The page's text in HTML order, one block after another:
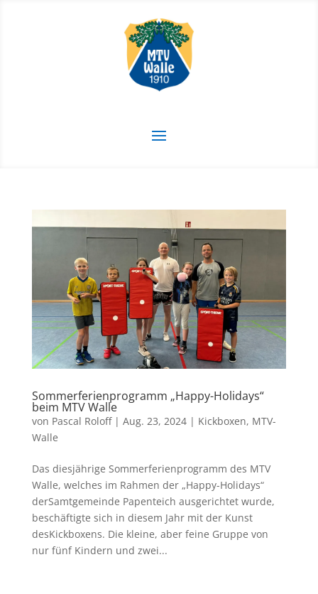
Sommerferienprogramm „Happy-Holidays“
beim MTV Walle
von Pascal Roloff| Aug. 23, 2024| Kickboxen, MTV-
Walle
Das diesjährige Sommerferienprogramm des MTV
Walle, welches im Rahmen der „Happy-Holidays“
derSamtgemeinde Papenteich ausgerichtet wurde,
beschäftigte sich in diesem Jahr mit der Kunst
desKickboxens. Die kleine, aber feine Gruppe von
nur fünf Kindern und zwei...